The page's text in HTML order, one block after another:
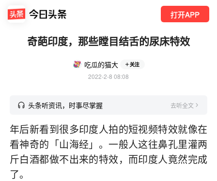
打开APP
奇葩印度，那些瞠目结舌的尿床特效
吃瓜的猫大 关注
2022-2-8 08:08
头条听资讯，时事尽掌握 去听全文
年后新看到很多印度人拍的短视频特效就像在
看神奇的「山海经」。一般人这往鼻孔里灌两
斤白酒都做不出来的特效，而印度人竟然完成
了。